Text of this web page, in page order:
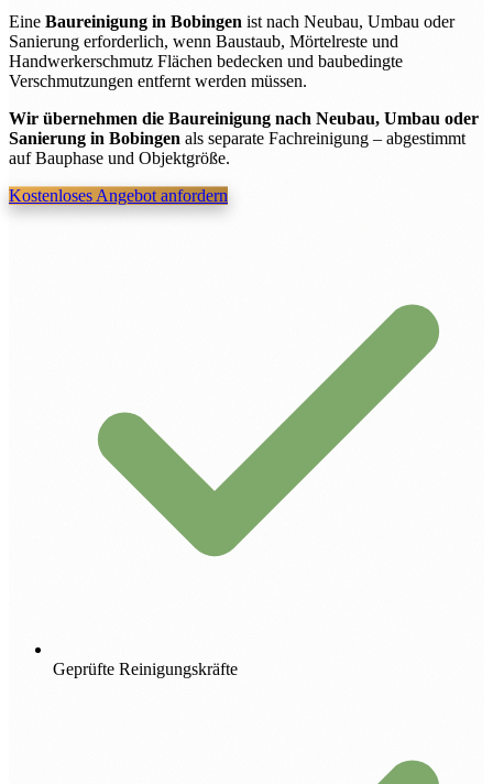
Eine Baureinigung in Bobingen ist nach Neubau, Umbau oder
Sanierung erforderlich, wenn Baustaub, Mörtelreste und
Handwerkerschmutz Flächen bedecken und baubedingte
Verschmutzungen entfernt werden müssen.
Wir übernehmen die Baureinigung nach Neubau, Umbau oder
Sanierung in Bobingen als separate Fachreinigung – abgestimmt
auf Bauphase und Objektgröße.
Kostenloses Angebot anfordern
Geprüfte Reinigungskräfte